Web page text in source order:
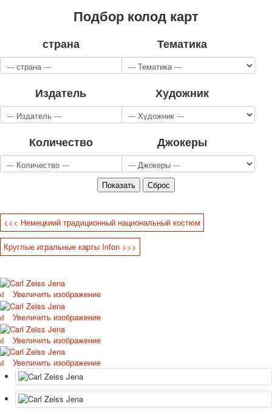
Спорт
Джокеры
Охота и рыбалка
Комбинат Цветной Печати
Недорогие колоды для игры
Юмор
Открытки
23 февраля
Поздравляю
Свадьба
С днём рождения!
Октябрьская революция
С рождеством
Пасха
9 мая - день победы
Разные пожелания
1 сентября школа
Приглашение
Новости
Новости карточных колод
Подбор колод карт
страна Тематика
Издатель Художник
Количество Джокеры
<<< Немецкиий традиционный национальный костюм
Круглые игральные карты Infon >>>
Увеличить изображение
Увеличить изображение
Увеличить изображение
Увеличить изображение